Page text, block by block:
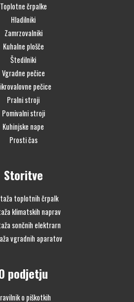
Toplotne črpalke
Hladilniki
Zamrzovalniki
Kuhalne plošče
Štedilniki
Vgradne pečice
pečice
Pralni stroji
Pomivalni stroji
Kuhinjske nape
Prosti čas
Storitve
toplotnih črpalk
klimatskih naprav
sončnih elektrarn
vgradnih aparatov
podjetju
o piškotkih